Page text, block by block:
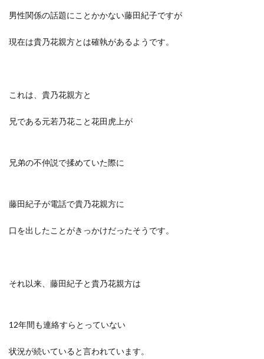
男性関係の話題にことかかない藤田紀子ですが
現在は貴乃花親方とは確執があるようです。
これは、貴乃花親方と
兄である元若乃花こと花田虎上が
兄弟の不仲説で揉めていた際に
藤田紀子が電話で貴乃花親方に
口を出したことがきっかけだったそうです。
それ以来、藤田紀子と貴乃花親方は
12年間も連絡すらとっていない
状況が続いていると言われています。